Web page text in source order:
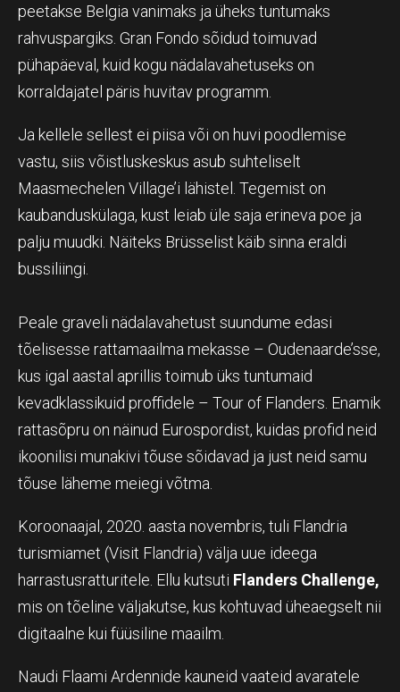
peetakse Belgia vanimaks ja üheks tuntumaks
rahvuspargiks. Gran Fondo sõidud toimuvad
pühapäeval, kuid kogu nädalavahetuseks on
korraldajatel päris huvitav programm.
Ja kellele sellest ei piisa või on huvi poodlemise
vastu, siis võistluskeskus asub suhteliselt
Maasmechelen Village’i lähistel. Tegemist on
kaubanduskülaga, kust leiab üle saja erineva poe ja
palju muudki. Näiteks Brüsselist käib sinna eraldi
bussiliingi.
Peale graveli nädalavahetust suundume edasi
tõelisesse rattamaailma mekasse – Oudenaarde’sse,
kus igal aastal aprillis toimub üks tuntumaid
kevadklassikuid proffidele – Tour of Flanders. Enamik
rattasõpru on näinud Eurospordist, kuidas profid neid
ikoonilisi munakivi tõuse sõidavad ja just neid samu
tõuse läheme meiegi võtma.
Koroonaajal, 2020. aasta novembris, tuli Flandria
turismiamet (Visit Flandria) välja uue ideega
harrastusratturitele. Ellu kutsuti Flanders Challenge,
mis on tõeline väljakutse, kus kohtuvad üheaegselt nii
digitaalne kui füüsiline maailm.
Naudi Flaami Ardennide kauneid vaateid avaratele